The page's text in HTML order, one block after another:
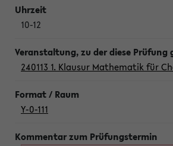
10-12
240113 1. Klausur Mathematik für
Y-0-111